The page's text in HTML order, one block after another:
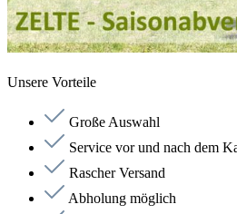
Unsere Vorteile
Große Auswahl
Service vor und nach dem
Rascher Versand
Abholung möglich